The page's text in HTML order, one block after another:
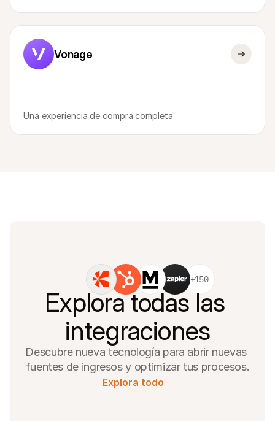
Vonage
Una experiencia de compra completa
+150
Explora todas las
integraciones
Descubre nueva tecnología para abrir nuevas
fuentes de ingresos y optimizar tus procesos.
Explora todo